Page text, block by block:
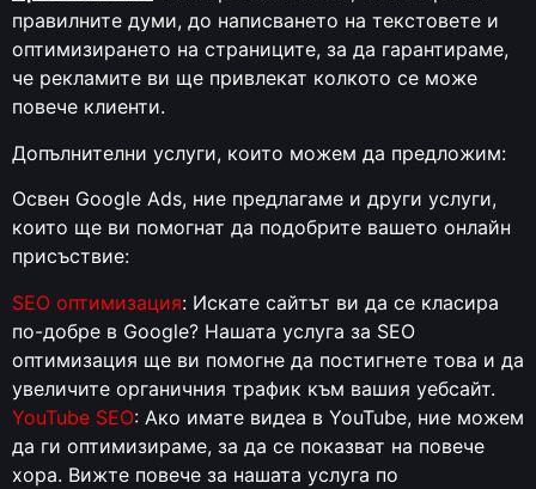
правилните думи, до написването на текстовете и
оптимизирането на страниците, за да гарантираме,
че рекламите ви ще привлекат колкото се може
повече клиенти.
Допълнителни услуги, които можем да предложим:
Освен Google Ads, ние предлагаме и други услуги,
които ще ви помогнат да подобрите вашето онлайн
присъствие:
SEO оптимизация: Искате сайтът ви да се класира
по-добре в Google? Нашата услуга за SEO
оптимизация ще ви помогне да постигнете това и да
увеличите органичния трафик към вашия уебсайт.
YouTube SEO: Ако имате видеа в YouTube, ние можем
да ги оптимизираме, за да се показват на повече
хора. Вижте повече за нашата услуга по